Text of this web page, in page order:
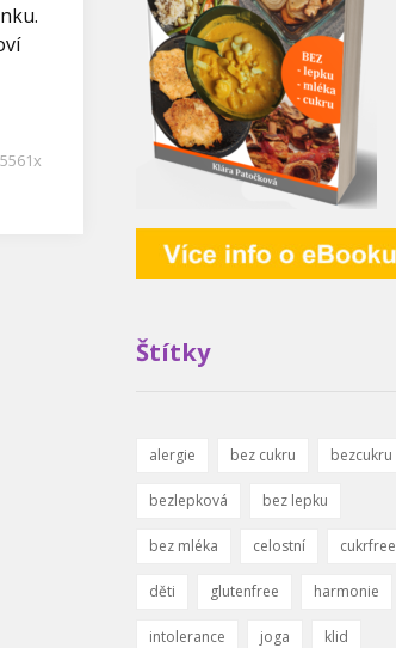
5561x
Štítky
alergie bez cukru bezcukru
bezlepková bez lepku
bez mléka celostní cukrfree
děti glutenfree harmonie
intolerance joga klid